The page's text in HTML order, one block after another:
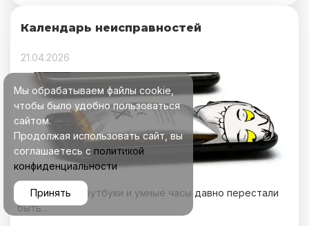
Календарь неисправностей
21.04.2026
Смартфоны, ноутбуки и умные часы давно перестали
быть...
Мы обрабатываем файлы cookie,
чтобы было удобно пользоваться
сайтом.
Продолжая использовать сайт, вы
соглашаетесь с политикой
конфиденциальности
Принять